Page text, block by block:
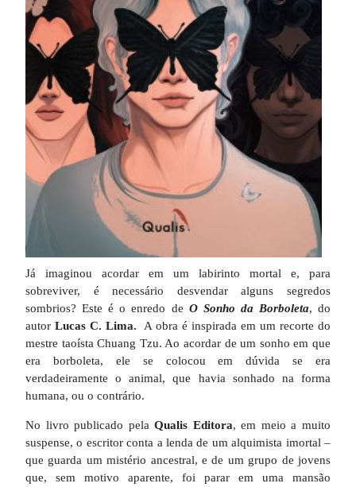
Já imaginou acordar em um labirinto mortal e, para
sobreviver, é necessário desvendar alguns segredos
sombrios? Este é o enredo de O Sonho da Borboleta, do
autor Lucas C. Lima. A obra é inspirada em um recorte do
mestre taoísta Chuang Tzu. Ao acordar de um sonho em que
era borboleta, ele se colocou em dúvida se era
verdadeiramente o animal, que havia sonhado na forma
humana, ou o contrário.
No livro publicado pelaQualis Editora, em meio a muito
suspense, o escritor conta a lenda de um alquimista imortal –
que guarda um mistério ancestral, e de um grupo de jovens
que, sem motivo aparente, foi parar em uma mansão